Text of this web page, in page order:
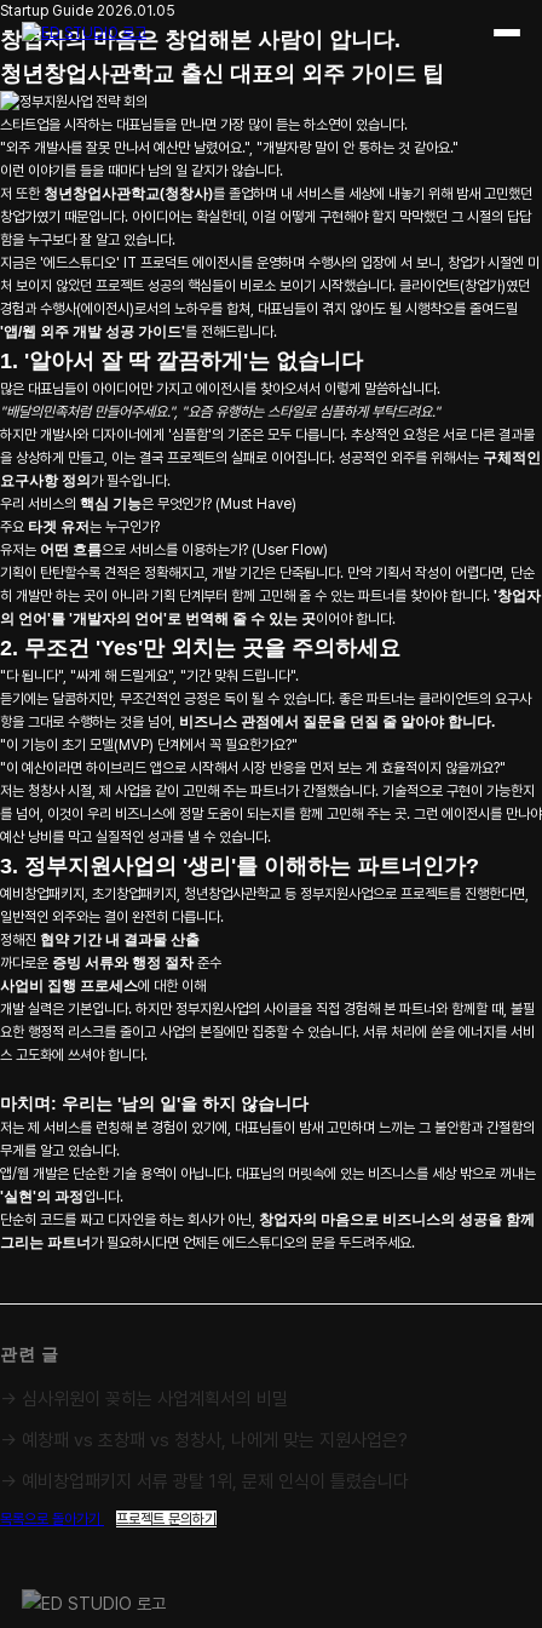
예비창업패키지 합격 전략 및 외주 가이드
About
Work
Blog
Contact
Startup Guide 2026.01.05
창업자의 마음은 창업해본 사람이 압니다.
청년창업사관학교 출신 대표의 외주 가이드 팁
스타트업을 시작하는 대표님들을 만나면 가장 많이 듣는 하소연이 있습니다.
"외주 개발사를 잘못 만나서 예산만 날렸어요.", "개발자랑 말이 안 통하는 것 같아요."
이런 이야기를 들을 때마다 남의 일 같지가 않습니다.
저 또한 청년창업사관학교(청창사)를 졸업하며 내 서비스를 세상에 내놓기 위해 밤새 고민했던
창업가였기 때문입니다. 아이디어는 확실한데, 이걸 어떻게 구현해야 할지 막막했던 그 시절의 답답
함을 누구보다 잘 알고 있습니다.
지금은 '에드스튜디오' IT 프로덕트 에이전시를 운영하며 수행사의 입장에 서 보니, 창업가 시절엔 미
처 보이지 않았던 프로젝트 성공의 핵심들이 비로소 보이기 시작했습니다. 클라이언트(창업가)였던
경험과 수행사(에이전시)로서의 노하우를 합쳐, 대표님들이 겪지 않아도 될 시행착오를 줄여드릴
'앱/웹 외주 개발 성공 가이드'를 전해드립니다.
1. '알아서 잘 딱 깔끔하게'는 없습니다
많은 대표님들이 아이디어만 가지고 에이전시를 찾아오셔서 이렇게 말씀하십니다.
"배달의민족처럼 만들어주세요.", "요즘 유행하는 스타일로 심플하게 부탁드려요."
하지만 개발사와 디자이너에게 '심플함'의 기준은 모두 다릅니다. 추상적인 요청은 서로 다른 결과물
을 상상하게 만들고, 이는 결국 프로젝트의 실패로 이어집니다. 성공적인 외주를 위해서는 구체적인
요구사항 정의 가 필수입니다.
우리 서비스의 핵심 기능은 무엇인가? (Must Have)
주요 타겟 유저는 누구인가?
유저는 어떤 흐름으로 서비스를 이용하는가? (User Flow)
기획이 탄탄할수록 견적은 정확해지고, 개발 기간은 단축됩니다. 만약 기획서 작성이 어렵다면, 단순
히 개발만 하는 곳이 아니라 기획 단계부터 함께 고민해 줄 수 있는 파트너를 찾아야 합니다. '창업자
의 언어'를 '개발자의 언어'로 번역해 줄 수 있는 곳이어야 합니다.
2. 무조건 'Yes'만 외치는 곳을 주의하세요
"다 됩니다", "싸게 해 드릴게요", "기간 맞춰 드립니다".
듣기에는 달콤하지만, 무조건적인 긍정은 독이 될 수 있습니다. 좋은 파트너는 클라이언트의 요구사
항을 그대로 수행하는 것을 넘어, 비즈니스 관점에서 질문을 던질 줄 알아야 합니다.
"이 기능이 초기 모델(MVP) 단계에서 꼭 필요한가요?"
"이 예산이라면 하이브리드 앱으로 시작해서 시장 반응을 먼저 보는 게 효율적이지 않을까요?"
저는 청창사 시절, 제 사업을 같이 고민해 주는 파트너가 간절했습니다. 기술적으로 구현이 가능한지
를 넘어, 이것이 우리 비즈니스에 정말 도움이 되는지를 함께 고민해 주는 곳. 그런 에이전시를 만나야
예산 낭비를 막고 실질적인 성과를 낼 수 있습니다.
3. 정부지원사업의 '생리'를 이해하는 파트너인가?
예비창업패키지, 초기창업패키지, 청년창업사관학교 등 정부지원사업으로 프로젝트를 진행한다면,
일반적인 외주와는 결이 완전히 다릅니다.
정해진 협약 기간 내 결과물 산출
까다로운 증빙 서류와 행정 절차준수
사업비 집행 프로세스에 대한 이해
개발 실력은 기본입니다. 하지만 정부지원사업의 사이클을 직접 경험해 본 파트너와 함께할 때, 불필
요한 행정적 리스크를 줄이고 사업의 본질에만 집중할 수 있습니다. 서류 처리에 쏟을 에너지를 서비
스 고도화에 쓰셔야 합니다.
마치며: 우리는 '남의 일'을 하지 않습니다
저는 제 서비스를 런칭해 본 경험이 있기에, 대표님들이 밤새 고민하며 느끼는 그 불안함과 간절함의
무게를 알고 있습니다.
앱/웹 개발은 단순한 기술 용역이 아닙니다. 대표님의 머릿속에 있는 비즈니스를 세상 밖으로 꺼내는
'실현'의 과정입니다.
단순히 코드를 짜고 디자인을 하는 회사가 아닌, 창업자의 마음으로 비즈니스의 성공을 함께
그리는 파트너가 필요하시다면 언제든 에드스튜디오의 문을 두드려주세요.
관련 글
→ 심사위원이 꽂히는 사업계획서의 비밀
→ 예창패 vs 초창패 vs 청창사, 나에게 맞는 지원사업은?
→ 예비창업패키지 서류 광탈 1위, 문제 인식이 틀렸습니다
목록으로 돌아가기 프로젝트 문의하기